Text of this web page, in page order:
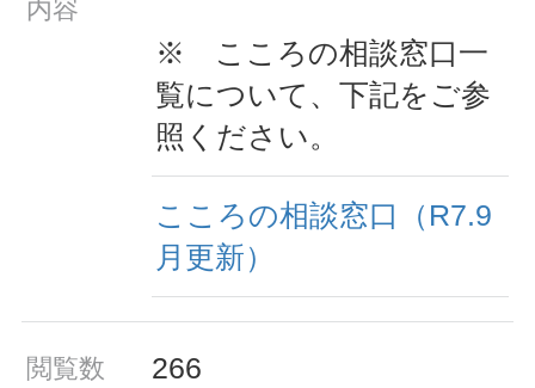
内容
※ こころの相談窓口一
覧について、下記をご参
照ください。
こころの相談窓口（R7.9
月更新）
閲覧数 266